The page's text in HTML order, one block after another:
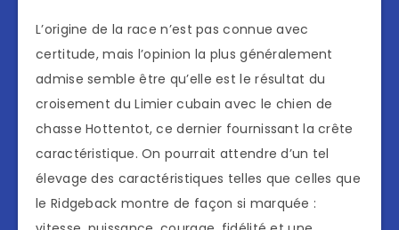
L’origine de la race n’est pas connue avec
certitude, mais l’opinion la plus généralement
admise semble être qu’elle est le résultat du
croisement du Limier cubain avec le chien de
chasse Hottentot, ce dernier fournissant la crête
caractéristique. On pourrait attendre d’un tel
élevage des caractéristiques telles que celles que
le Ridgeback montre de façon si marquée :